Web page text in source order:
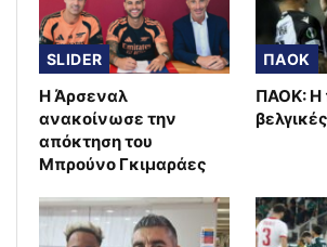
SLIDER
Η Άρσεναλ
ανακοίνωσε την
απόκτηση του
Μπρούνο Γκιμαράες
ΠΑΟΚ
ΠΑΟΚ: Η